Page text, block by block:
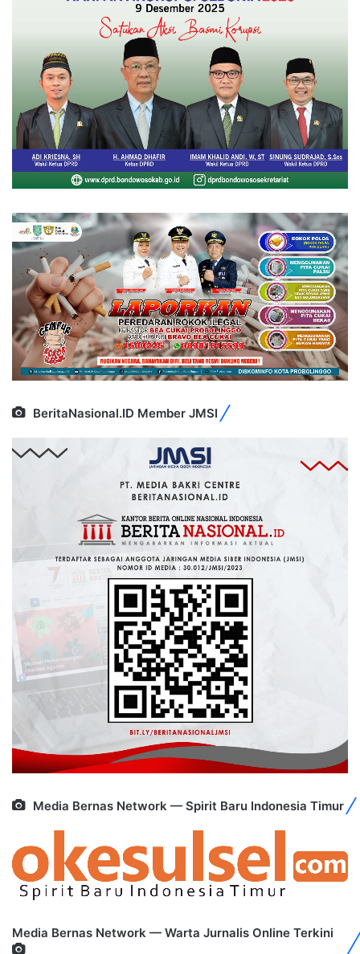
BeritaNasional.ID Member JMSI
Media Bernas Network — Spirit Baru Indonesia Timur
Media Bernas Network — Warta Jurnalis Online Terkini